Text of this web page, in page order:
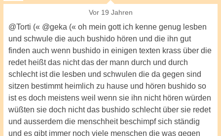
Vor 19 Jahren
@Torti (« @geka (« oh mein gott ich kenne genug lesben
und schwule die auch bushido hören und die ihn gut
finden auch wenn bushido in einigen texten krass über die
redet heißt das nicht das der mann durch und durch
schlecht ist die lesben und schwulen die da gegen sind
sitzen bestimmt heimlich zu hause und hören bushido so
ist es doch meistens weil wenn sie ihn nicht hören würden
wüßten sie doch nicht das bushido schlecht über sie redet
und ausserdem die menschheit beschimpf sich ständig
und es gibt immer noch viele menschen die was gegen